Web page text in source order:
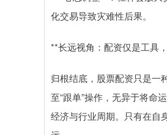
化交易导致灾难性后果。
**长远视角：配资仅是工具
归根结底，股票配资只是一
至“跟单”操作，无异于将命
经济与行业周期。只有在自